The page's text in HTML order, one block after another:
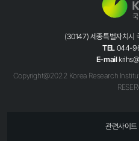
(30147) 세종특별자치시
TEL 044-
E-mail
Copyright@2022 Korea Research
관련사이트